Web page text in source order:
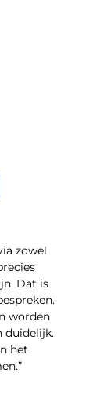
zowel
Dat is
worden
duidelijk.
het